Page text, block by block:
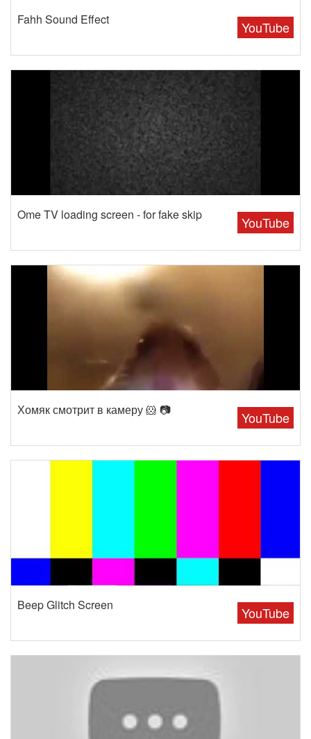
YouTube
Fahh Sound Effect
YouTube
Ome TV loading screen - for fake skip
YouTube
Хомяк смотрит в камеру 🐹 📷
YouTube
Beep Glitch Screen